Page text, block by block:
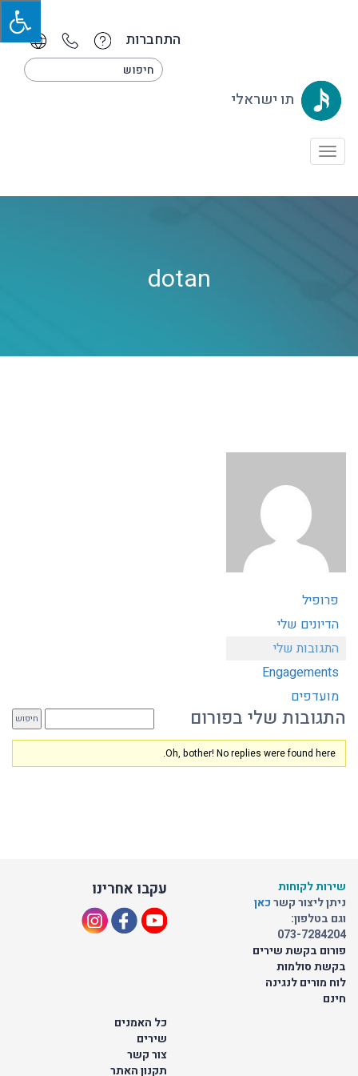
התחברות
תו ישראלי
Toggle
dotan
פרופיל
הדיונים שלי
התגובות שלי
Engagements
מועדפים
התגובות שלי בפורום
Oh, bother! No replies were found here.
עקבו אחרינו
שירות לקוחות
ניתן ליצור קשרכאן
וגם בטלפון:
073-7284204
פורום בקשת שירים
בקשת סולמות
לוח מורים לנגינה
חינם
כל האמנים
שירים
צור קשר
תקנון האתר